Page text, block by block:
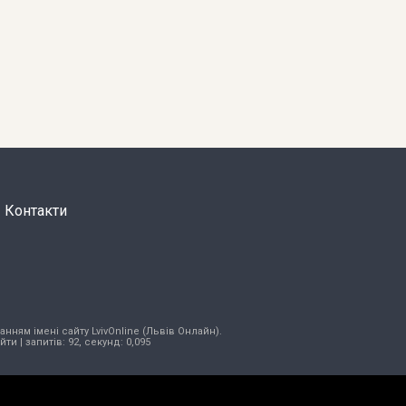
Контакти
імені сайту LvivOnline (Львів Онлайн).
| запитів: 92, секунд: 0,095